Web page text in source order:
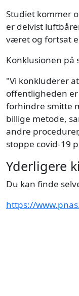
Studiet kommer
er delvist
været og fortsat
Konklusionen på
"Vi konkluderer
offentligheden
forhindre smitte
billige metode,
andre
stoppe covid-19
Yderligere
Du kan finde
https://